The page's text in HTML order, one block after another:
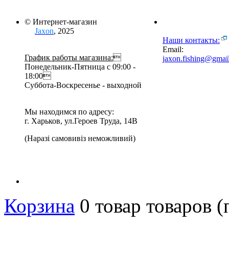
© Интернет-магазин
Jaxon, 2025
График работы магазина:
Понедельник-Пятница с 09:00 -
18:00
Суббота-Воскресенье - выходной
Мы находимся по адресу:
г. Харьков, ул.Героев Труда, 14В
(Наразі самовивіз неможливий)
Наши контакты:
Email:
Корзина 0 товар товаров